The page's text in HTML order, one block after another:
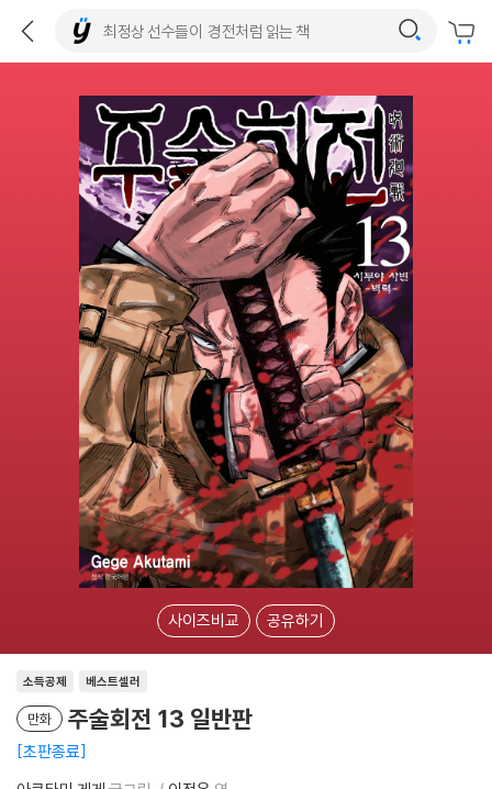
사이즈비교 공유하기
소득공제 베스트셀러
만화 주술회전 13 일반판
초판종료